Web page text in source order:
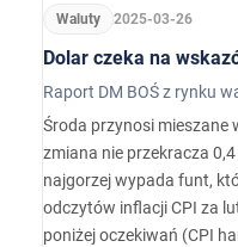
Waluty 2025-03-26
Dolar czeka na
Raport DM BOŚ z rynku
Środa przynosi mieszane
zmiana nie przekracza
najgorzej wypada funt,
odczytów inflacji CPI za
poniżej oczekiwań (CPI